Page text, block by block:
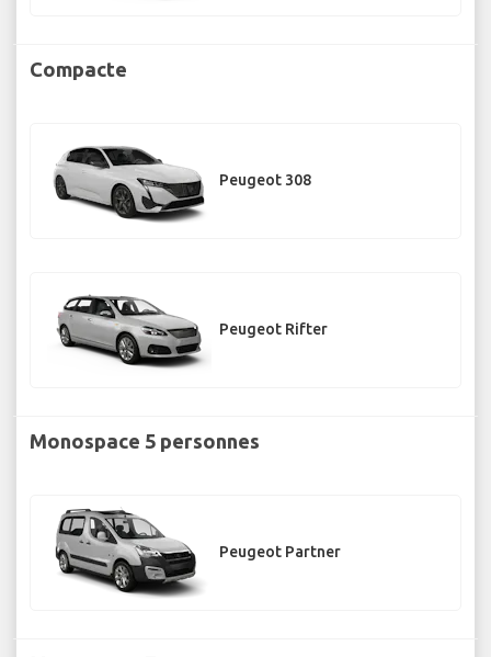
Compacte
Peugeot 308
Peugeot Rifter
Monospace 5 personnes
Peugeot Partner